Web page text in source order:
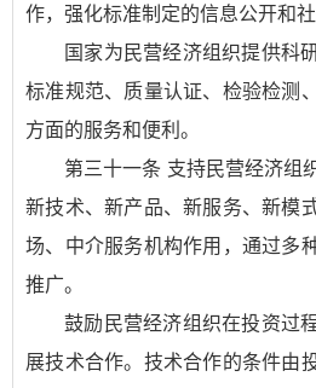
作，强化标准制定的信息公开和社
国家为民营经济组织提供科
标准规范、质量认证、检验检测
方面的服务和便利。
第三十一条 支持民营经济组
新技术、新产品、新服务、新模
场、中介服务机构作用，通过多
推广。
鼓励民营经济组织在投资过
展技术合作。技术合作的条件由